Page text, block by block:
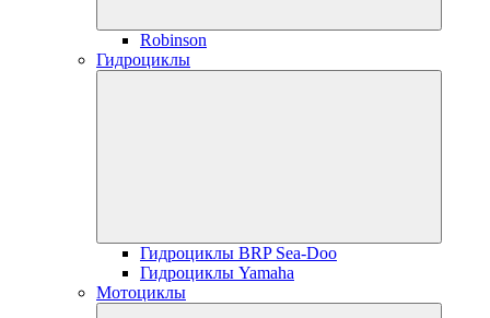
Robinson
Гидроциклы
Гидроциклы BRP Sea-Doo
Гидроциклы Yamaha
Мотоциклы